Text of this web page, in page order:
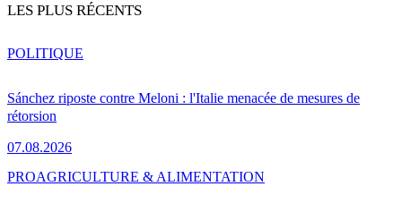
LES PLUS RÉCENTS
Sánchez riposte contre Meloni : l'Italie menacée de mesures de
rétorsion
07.08.2026
POLITIQUE
PROAGRICULTURE & ALIMENTATION